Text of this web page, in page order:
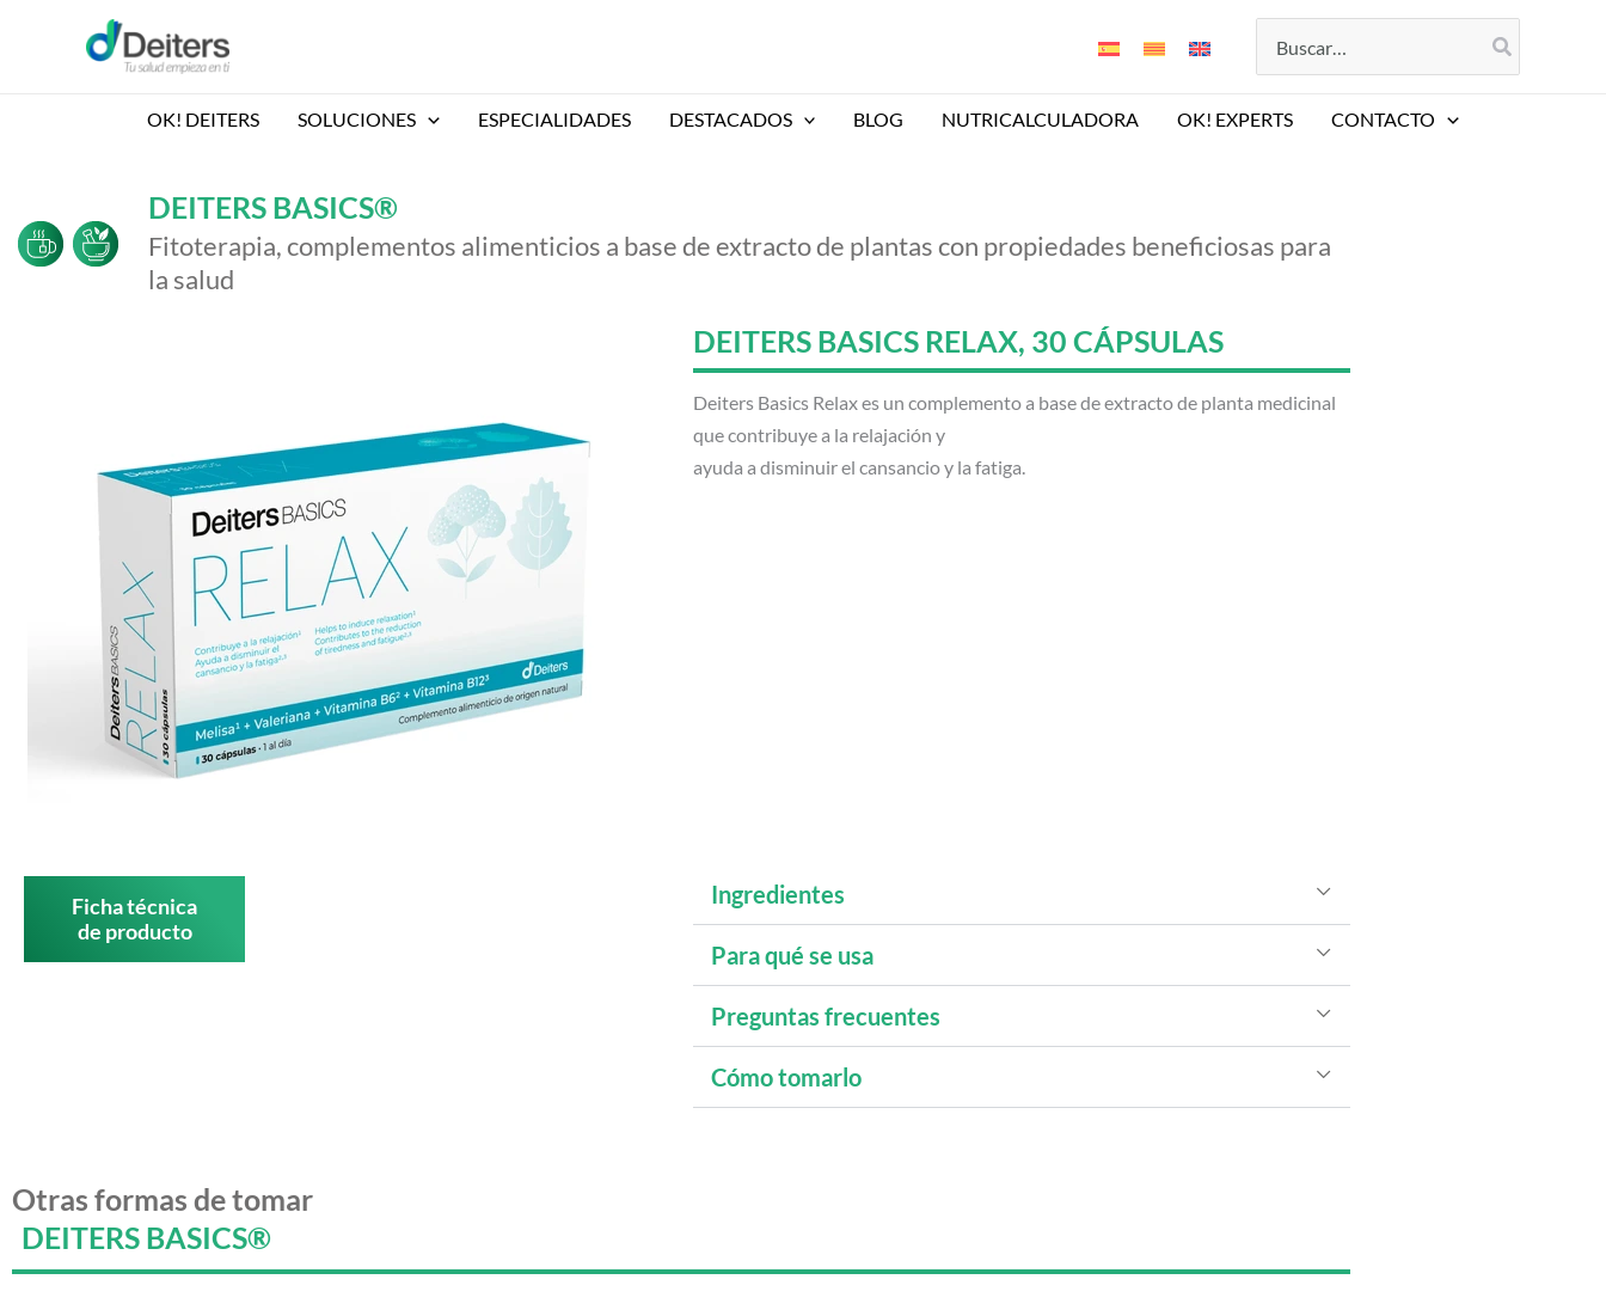
por:
OK! DEITERS SOLUCIONES ESPECIALIDADES DESTACADOS BLOG NUTRICALCULADORA OK! EXPERTS CONTACTO
DEITERS BASICS®
Fitoterapia, complementos alimenticios a base de extracto de plantas con propiedades beneficiosas para
la salud
DEITERS BASICS RELAX, 30 CÁPSULAS
Deiters Basics Relax es un complemento a base de extracto de planta medicinal
que contribuye a la relajación y
ayuda a disminuir el cansancio y la fatiga.
Ficha técnica
de producto
Ingredientes
Para qué se usa
Preguntas frecuentes
Cómo tomarlo
Otras formas de tomar
DEITERS BASICS®